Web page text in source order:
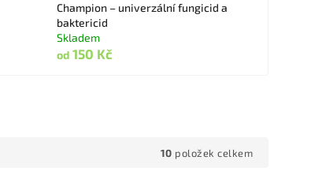
Champion – univerzální fungicid a
baktericid
Skladem
od150 Kč
10 položek celkem